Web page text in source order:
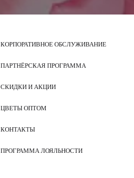
КОРПОРАТИВНОЕ ОБСЛУЖИВАНИЕ
ПАРТНЁРСКАЯ ПРОГРАММА
СКИДКИ И АКЦИИ
ЦВЕТЫ ОПТОМ
КОНТАКТЫ
ПРОГРАММА ЛОЯЛЬНОСТИ